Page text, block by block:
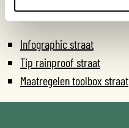
HANDIGE LINKS
Infographic straat
Tip rainproof straat
Maatregelen toolbox straat